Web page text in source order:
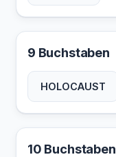
9 Buchstaben
HOLOCAUST
10 Buchstaben